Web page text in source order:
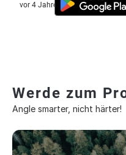
vor 4 Jahre
Werde zum
Angle smarter, nicht härter!